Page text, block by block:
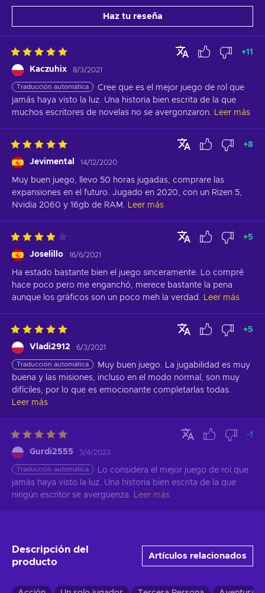
Haz tu reseña
Kaczuhix 8/3/2021
+11
Traducción automática
Cree que es el mejor juego de rol que
jamás haya visto la luz. Una historia bien escrita de la que
muchos escritores de novelas no se avergonzaron. Leer más
Jevimental 14/12/2020
+8
Muy buen juego, llevo 50 horas jugadas, comprare las
expansiones en el futuro. Jugado en 2020, con un Rizen 5,
Nvidia 2060 y 16gb de RAM. Leer más
Joselillo 16/6/2021
+5
Ha estado bastante bien el juego sinceramente. Lo compré
hace poco pero me enganchó, merece bastante la pena
aunque los gráficos son un poco meh la verdad. Leer más
Vladi2912 6/3/2021
+5
Traducción automática
Muy buen juego. La jugabilidad es muy
buena y las misiones, incluso en el modo normal, son muy
difíciles, por lo que es emocionante completarlas todas.
Leer más
Gurdi2555 3/4/2023
-1
Traducción automática
Lo considera el mejor juego de rol que
jamás haya visto la luz. Una historia bien escrita de la que
ningún escritor se avergüenza. Leer más
Descripción del
producto
Artículos relacionados